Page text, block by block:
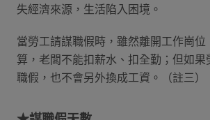
失經濟來源，生活陷入困境。
當勞工請謀職假時，雖然離開工作崗位
算，老闆不能扣薪水、扣全勤；但如果
職假，也不會另外換成工資。（註三）